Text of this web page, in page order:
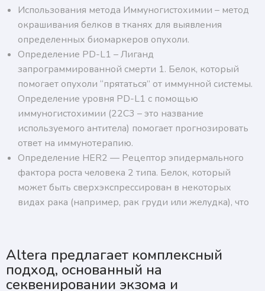
Использования метода Иммуногистохимии – метод
окрашивания белков в тканях для выявления
определенных биомаркеров опухоли.
Определение PD-L1 – Лиганд
запрограммированной смерти 1. Белок, который
помогает опухоли “прятаться” от иммунной системы.
Определение уровня PD-L1 с помощью
иммуногистохимии (22C3 – это название
используемого антитела) помогает прогнозировать
ответ на иммунотерапию.
Определение HER2 — Рецептор эпидермального
фактора роста человека 2 типа. Белок, который
может быть сверхэкспрессирован в некоторых
видах рака (например, рак груди или желудка), что
Altera предлагает комплексный
подход, основанный на
секвенировании экзома и